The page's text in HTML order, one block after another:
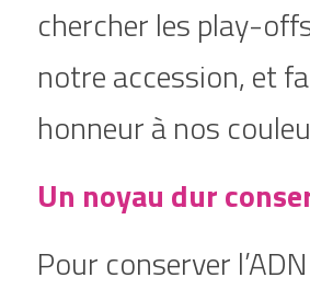
chercher les play-
notre accession, et
honneur à nos
Un noyau dur
Pour conserver